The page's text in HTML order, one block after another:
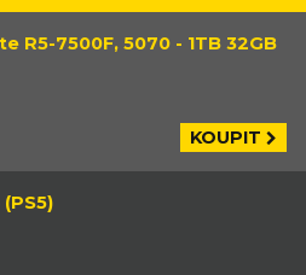
R5-7500F, 5070 - 1TB 32GB
KOUPIT